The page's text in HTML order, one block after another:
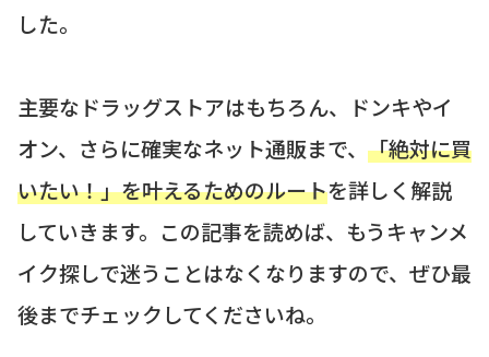
した。
主要なドラッグストアはもちろん、ドンキやイ
オン、さらに確実なネット通販まで、 「絶対に買
いたい！」を叶えるためのルートを詳しく解説
していきます。この記事を読めば、もうキャンメ
イク探しで迷うことはなくなりますので、ぜひ最
後までチェックしてくださいね。